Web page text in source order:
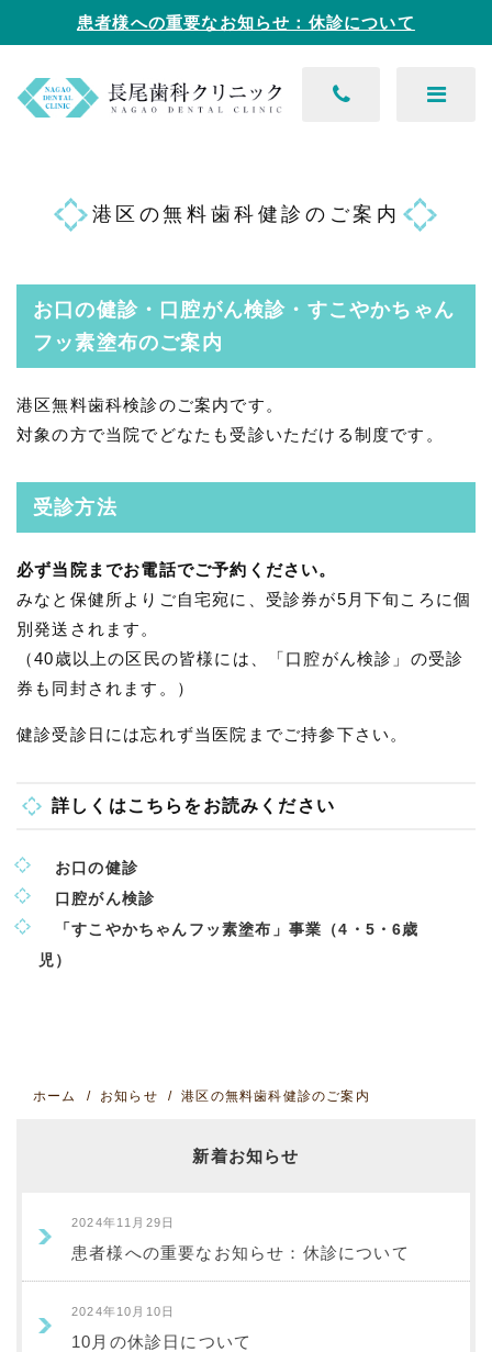
患者様への重要なお知らせ：休診について
港区の無料歯科健診のご案内
お口の健診・口腔がん検診・すこやかちゃん
フッ素塗布のご案内
港区無料歯科検診のご案内です。
対象の方で当院でどなたも受診いただける制度です。
受診方法
必ず当院までお電話でご予約ください。
みなと保健所よりご自宅宛に、受診券が5月下旬ころに個
別発送されます。
（40歳以上の区民の皆様には、「口腔がん検診」の受診
券も同封されます。）
健診受診日には忘れず当医院までご持参下さい。
詳しくはこちらをお読みください
お口の健診
口腔がん検診
「すこやかちゃんフッ素塗布」事業（4・5・6歳
児）
ホーム お知らせ 港区の無料歯科健診のご案内
新着お知らせ
2024年11月29日
患者様への重要なお知らせ：休診について
2024年10月10日
10月の休診日について